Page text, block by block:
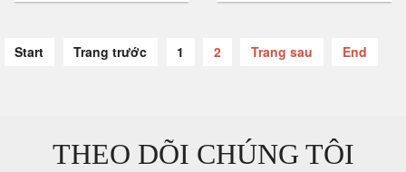
Start Trang trước 1 2 Trang sau End
THEO DÕI CHÚNG TÔI